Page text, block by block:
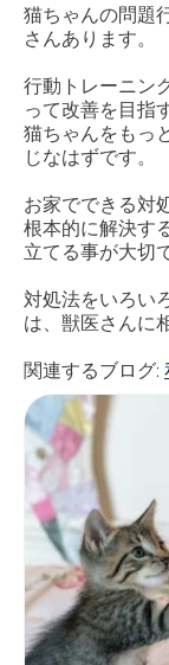
猫ちゃんの問題
さんあります。
行動トレーニン
って改善を目指
猫ちゃんをもっ
じなはずです。
お家でできる対
根本的に解決す
立てる事が大切
対処法をいろい
は、獣医さんに
関連するブログ: